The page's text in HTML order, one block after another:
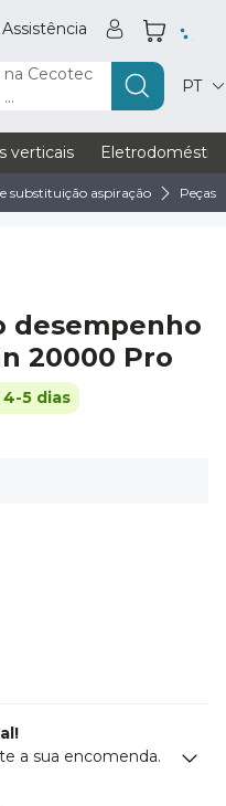
Assistência
na Cecotec
...
PT
verticais
substituição aspiração Peças
desempenho
20000 Pro
5 dias
a sua encomenda.